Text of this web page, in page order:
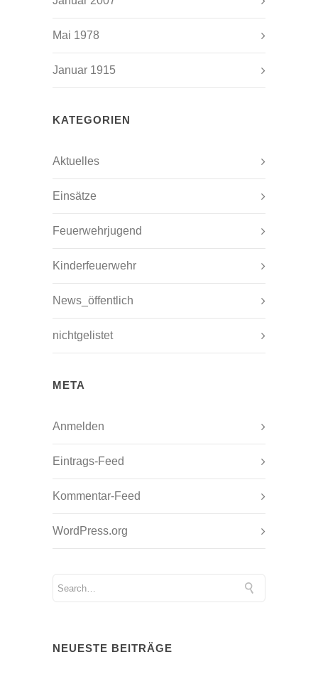
Mai 1978
Januar 1915
KATEGORIEN
Aktuelles
Einsätze
Feuerwehrjugend
Kinderfeuerwehr
News_öffentlich
nichtgelistet
META
Anmelden
Eintrags-Feed
Kommentar-Feed
WordPress.org
NEUESTE BEITRÄGE